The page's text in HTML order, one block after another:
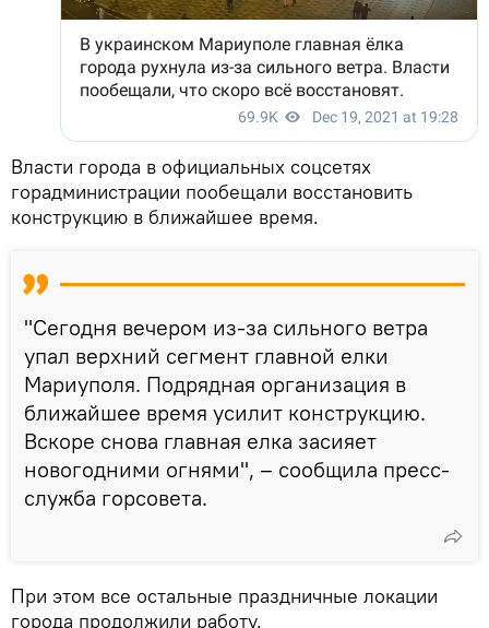
Власти города в официальных соцсетях
горадминистрации пообещали восстановить
конструкцию в ближайшее время.
"Сегодня вечером из-за сильного ветра
упал верхний сегмент главной елки
Мариуполя. Подрядная организация в
ближайшее время усилит конструкцию.
Вскоре снова главная елка засияет
новогодними огнями", – сообщила пресс-
служба горсовета.
При этом все остальные праздничные локации
города продолжили работу.